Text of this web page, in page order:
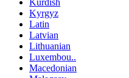
Kyrgyz
Latin
Latvian
Lithuanian
Luxembou..
Macedonian